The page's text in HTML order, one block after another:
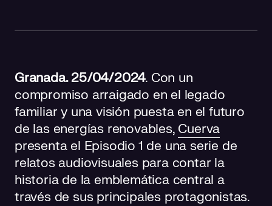
Granada. 25/04/2024. Con un
compromiso arraigado en el legado
familiar y una visión puesta en el futuro
de las energías renovables, Cuerva
presenta el Episodio 1 de una serie de
relatos audiovisuales para contar la
historia de la emblemática central a
través de sus principales protagonistas.